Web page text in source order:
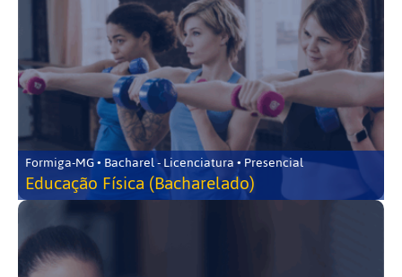
Formiga-MG • Bacharel - Licenciatura • Presencial
Educação Física (Bacharelado)